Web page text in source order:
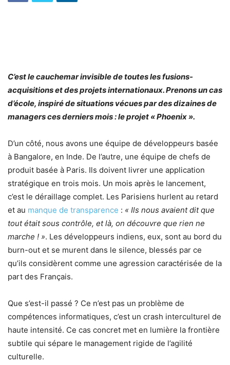
C’est le cauchemar invisible de toutes les fusions-
acquisitions et des projets internationaux. Prenons un cas
d’école, inspiré de situations vécues par des dizaines de
managers ces derniers mois : le projet « Phoenix ».
D’un côté, nous avons une équipe de développeurs basée
à Bangalore, en Inde. De l’autre, une équipe de chefs de
produit basée à Paris. Ils doivent livrer une application
stratégique en trois mois. Un mois après le lancement,
c’est le déraillage complet. Les Parisiens hurlent au retard
et au manque de transparence : « Ils nous avaient dit que
tout était sous contrôle, et là, on découvre que rien ne
marche ! ». Les développeurs indiens, eux, sont au bord du
burn-out et se murent dans le silence, blessés par ce
qu’ils considèrent comme une agression caractérisée de la
part des Français.
Que s’est-il passé ? Ce n’est pas un problème de
compétences informatiques, c’est un crash interculturel de
haute intensité. Ce cas concret met en lumière la frontière
subtile qui sépare le management rigide de l’agilité
culturelle.